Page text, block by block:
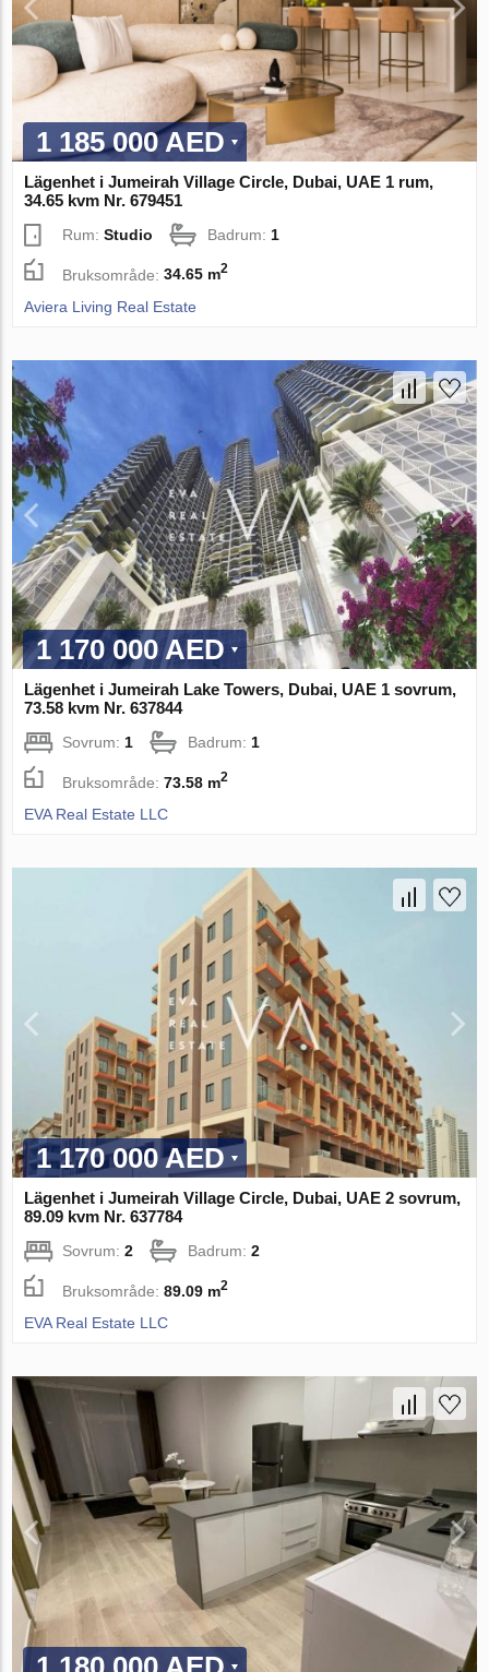
1 185 000 AED
Lägenhet i Jumeirah Village Circle, Dubai, UAE 1 rum,
34.65 kvm Nr. 679451
Rum:Studio Badrum: 1
Bruksområde:34.65 m2
Aviera Living Real Estate
1 170 000 AED
Lägenhet i Jumeirah Lake Towers, Dubai, UAE 1 sovrum,
73.58 kvm Nr. 637844
Sovrum:1 Badrum:1
Bruksområde:73.58 m2
EVA Real Estate LLC
1 170 000 AED
Lägenhet i Jumeirah Village Circle, Dubai, UAE 2 sovrum,
89.09 kvm Nr. 637784
Sovrum:2 Badrum:2
Bruksområde:89.09 m2
EVA Real Estate LLC